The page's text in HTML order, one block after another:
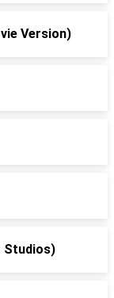
Version)
Studios)